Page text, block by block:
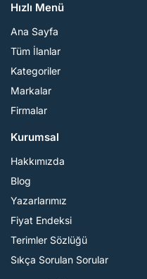
Hızlı Menü
Ana Sayfa
Tüm İlanlar
Kategoriler
Markalar
Firmalar
Kurumsal
Hakkımızda
Blog
Yazarlarımız
Fiyat Endeksi
Terimler Sözlüğü
Sıkça Sorulan Sorular